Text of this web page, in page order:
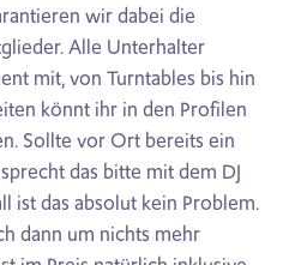
wir dabei die
Alle Unterhalter
mit, von Turntables bis hin
könnt ihr in den Profilen
Sollte vor Ort bereits ein
das bitte mit dem DJ
ist das absolut kein Problem.
dann um nichts mehr